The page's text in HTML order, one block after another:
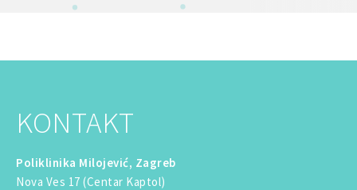
KONTAKT
Poliklinika Milojević, Zagreb
Nova Ves 17 (Centar Kaptol)